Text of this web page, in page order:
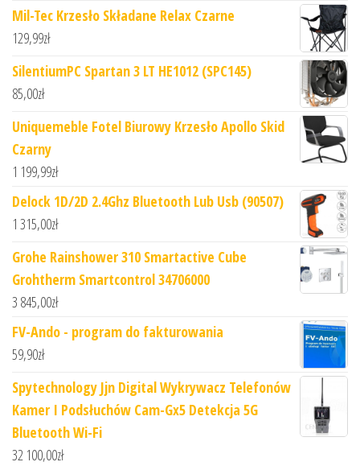
Mil-Tec Krzesło Składane Relax Czarne
129,99zł
SilentiumPC Spartan 3 LT HE1012 (SPC145)
85,00zł
Uniquemeble Fotel Biurowy Krzesło Apollo Skid
Czarny
1 199,99zł
Delock 1D/2D 2.4Ghz Bluetooth Lub Usb (90507)
1 315,00zł
Grohe Rainshower 310 Smartactive Cube
Grohtherm Smartcontrol 34706000
3 845,00zł
FV-Ando - program do fakturowania
59,90zł
Spytechnology Jjn Digital Wykrywacz Telefonów
Kamer I Podsłuchów Cam-Gx5 Detekcja 5G
Bluetooth Wi-Fi
32 100,00zł